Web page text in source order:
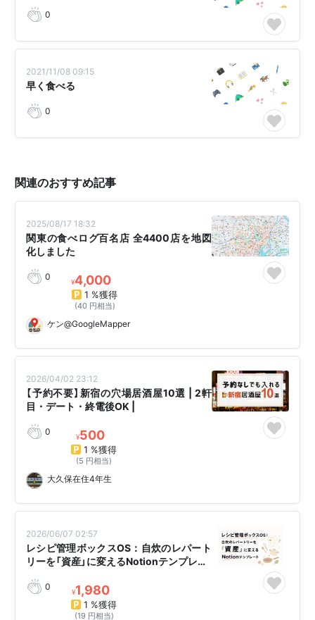
0
2021/11/08 09:15
早く食べる
0
関連のおすすめ記事
2025/08/17 18:32
関東の食べログ百名店 全4400店を地図
化しました
0 ¥4,000
1 %獲得
(40 円相当)
ケン@GoogleMapper
2026/04/02 23:12
【予約不要】新宿の穴場居酒屋10選 | 2軒
目・デート・終電後OK |
0 ¥500
1 %獲得
(5 円相当)
大久保在住4年生
2026/06/07 02:57
レシピ管理ボックスOS：自炊のレパート
リーを「資産」に変えるNotionテンプレ…
0 ¥1,980
1 %獲得
(19 円相当)